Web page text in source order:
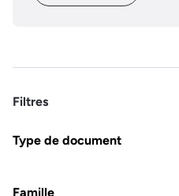
Filtres
Type de document
Famille